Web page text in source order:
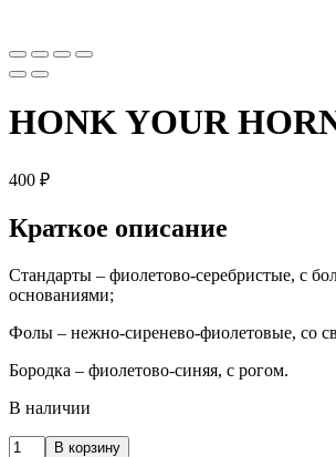
HONK YOUR
400 ₽
Краткое описание
Стандарты – фиолетово-серебристые, с
основаниями;
Фолы – нежно-сиренево-фиолетовые, со
Бородка – фиолетово-синяя, с рогом.
В наличии
В корзину